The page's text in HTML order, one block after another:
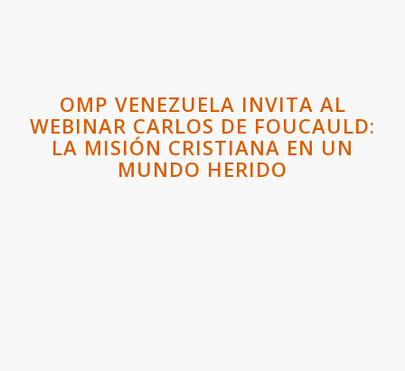
OMP VENEZUELA INVITA AL
WEBINAR CARLOS DE FOUCAULD:
LA MISIÓN CRISTIANA EN UN
MUNDO HERIDO